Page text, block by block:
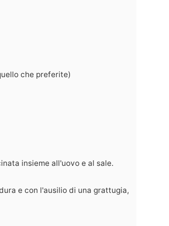
che preferite)
insieme all'uovo e al sale.
e con l'ausilio di una grattugia,